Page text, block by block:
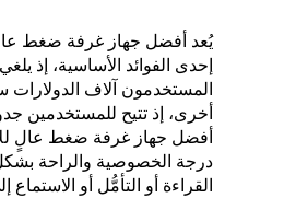
إحدى الفوائد الأساسية، إذ
المستخدمون آلاف الدولارات
أخرى، إذ تتيح للمستخدمين
أفضل جهاز غرفة ضغط عالٍ
درجة الخصوصية والراحة
القراءة أو التأمُّل أو